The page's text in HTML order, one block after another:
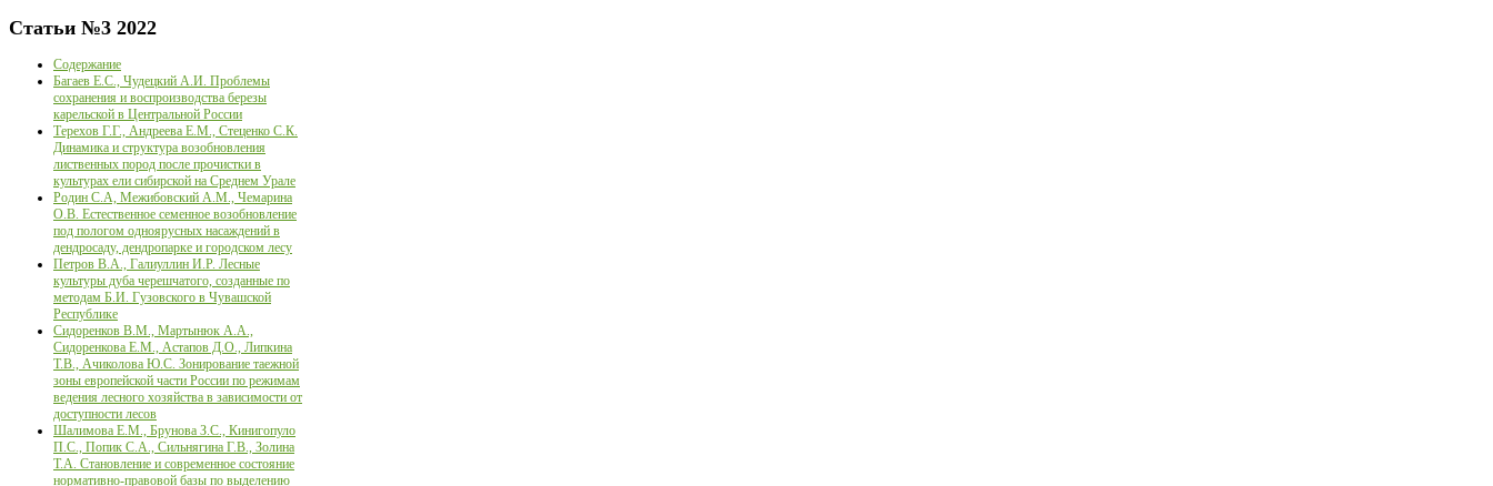
Статьи №3 2022
Содержание
Багаев Е.С., Чудецкий А.И. Проблемы
сохранения и воспроизводства березы
карельской в Центральной России
Терехов Г.Г., Андреева Е.М., Стеценко С.К.
Динамика и структура возобновления
лиственных пород после прочистки в
культурах ели сибирской на Среднем Урале
Родин С.А, Межибовский А.М., Чемарина
О.В. Естественное семенное возобновление
под пологом одноярусных насаждений в
дендросаду, дендропарке и городском лесу
Петров В.А., Галиуллин И.Р. Лесные
культуры дуба черешчатого, созданные по
методам Б.И. Гузовского в Чувашской
Республике
Сидоренков В.М., Мартынюк А.А.,
Сидоренкова Е.М., Астапов Д.О., Липкина
Т.В., Ачиколова Ю.С. Зонирование таежной
зоны европейской части России по режимам
ведения лесного хозяйства в зависимости от
доступности лесов
Шалимова Е.М., Брунова З.С., Кинигопуло
П.С., Попик С.А., Сильнягина Г.В., Золина
Т.А. Становление и современное состояние
нормативно-правовой базы по выделению